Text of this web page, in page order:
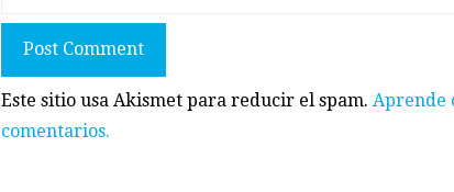
Post Comment
Este sitio usa Akismet para reducir el spam. Aprende
comentarios.